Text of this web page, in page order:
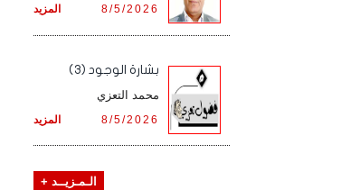
المزيد 8/5/2026
بشارة الوجود (3)
محمد التعزي
المزيد 8/5/2026
الـمـزيــد +